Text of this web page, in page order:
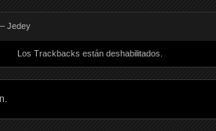
Jedey
Los Trackbacks están deshabilitados.